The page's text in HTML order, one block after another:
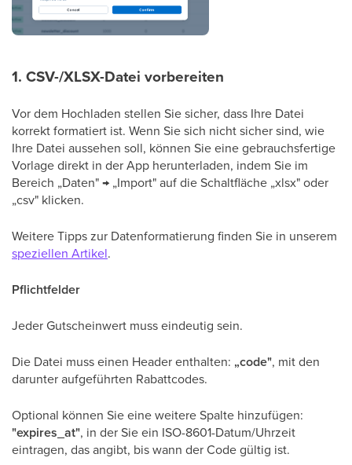
1. CSV-/XLSX-Datei vorbereiten
Vor dem Hochladen stellen Sie sicher, dass Ihre Datei
korrekt formatiert ist. Wenn Sie sich nicht sicher sind, wie
Ihre Datei aussehen soll, können Sie eine gebrauchsfertige
Vorlage direkt in der App herunterladen, indem Sie im
Bereich „Daten" → „Import" auf die Schaltfläche „xlsx" oder
„csv" klicken.
Weitere Tipps zur Datenformatierung finden Sie in unserem
speziellen Artikel.
Pflichtfelder
Jeder Gutscheinwert muss eindeutig sein.
Die Datei muss einen Header enthalten: „code", mit den
darunter aufgeführten Rabattcodes.
Optional können Sie eine weitere Spalte hinzufügen:
"expires_at", in der Sie ein ISO-8601-Datum/Uhrzeit
eintragen, das angibt, bis wann der Code gültig ist.